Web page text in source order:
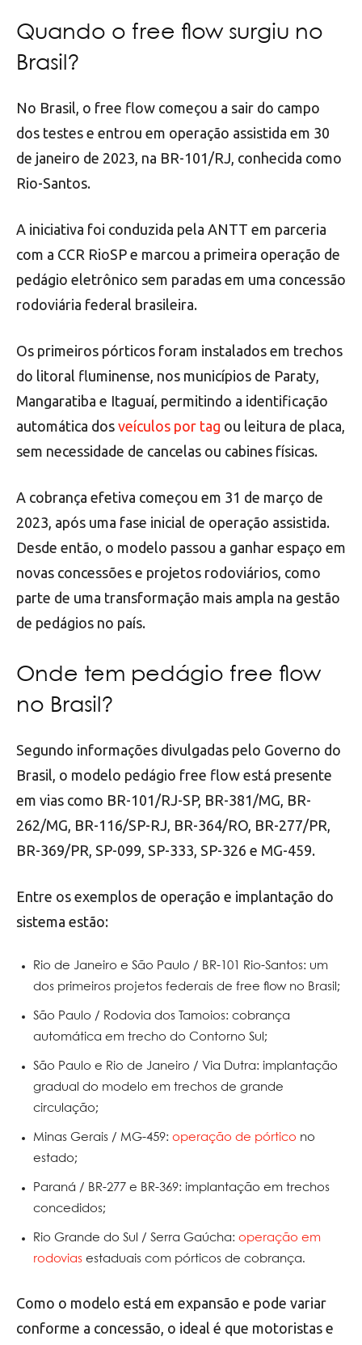
Quando o free flow surgiu no
Brasil?
No Brasil, o free flow começou a sair do campo
dos testes e entrou em operação assistida em 30
de janeiro de 2023, na BR-101/RJ, conhecida como
Rio-Santos.
A iniciativa foi conduzida pela ANTT em parceria
com a CCR RioSP e marcou a primeira operação de
pedágio eletrônico sem paradas em uma concessão
rodoviária federal brasileira.
Os primeiros pórticos foram instalados em trechos
do litoral fluminense, nos municípios de Paraty,
Mangaratiba e Itaguaí, permitindo a identificação
automática dos veículos por tag ou leitura de placa,
sem necessidade de cancelas ou cabines físicas.
A cobrança efetiva começou em 31 de março de
2023, após uma fase inicial de operação assistida.
Desde então, o modelo passou a ganhar espaço em
novas concessões e projetos rodoviários, como
parte de uma transformação mais ampla na gestão
de pedágios no país.
Onde tem pedágio free flow
no Brasil?
Segundo informações divulgadas pelo Governo do
Brasil, o modelo pedágio free flow está presente
em vias como BR-101/RJ-SP, BR-381/MG, BR-
262/MG, BR-116/SP-RJ, BR-364/RO, BR-277/PR,
BR-369/PR, SP-099, SP-333, SP-326 e MG-459.
Entre os exemplos de operação e implantação do
sistema estão:
Rio de Janeiro e São Paulo / BR-101 Rio-Santos: um
dos primeiros projetos federais de free flow no Brasil;
São Paulo / Rodovia dos Tamoios: cobrança
automática em trecho do Contorno Sul;
São Paulo e Rio de Janeiro / Via Dutra: implantação
gradual do modelo em trechos de grande
circulação;
Minas Gerais / MG-459: operação de pórtico no
estado;
Paraná / BR-277 e BR-369: implantação em trechos
concedidos;
Rio Grande do Sul / Serra Gaúcha: operação em
rodovias estaduais com pórticos de cobrança.
Como o modelo está em expansão e pode variar
conforme a concessão, o ideal é que motoristas e